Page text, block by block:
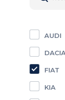
AUDI
DACIA
FIAT
KIA